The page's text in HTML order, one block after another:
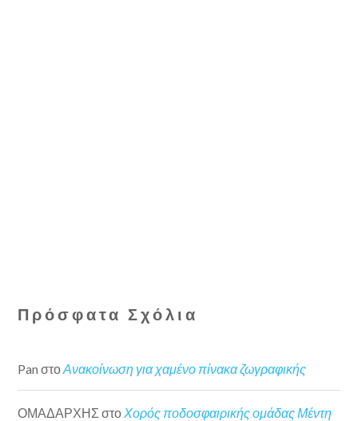
Πρόσφατα Σχόλια
Pan στοΑνακοίνωση για χαμένο πίνακα ζωγραφικής
ΟΜΑΔΑΡΧΗΣ στο Χορός ποδοσφαιρικής ομάδας Μέντη